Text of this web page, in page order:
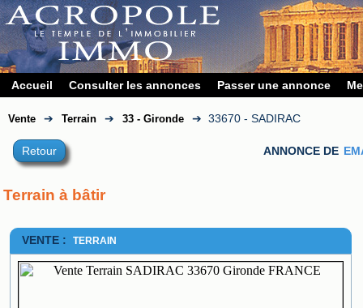
Accueil Consulter les annonces Passer une annonce
Vente ➔ Terrain ➔ 33 - Gironde ➔ 33670 - SADIRAC
Retour ANNONCE DE
Terrain à bâtir
VENTE : TERRAIN